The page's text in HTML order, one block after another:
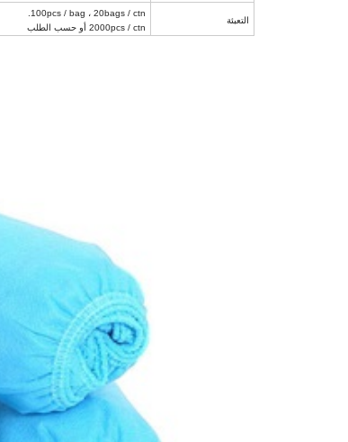
التعبئة
100pcs / bag ، 20bags / ctn.
2000pcs / ctn أو حسب الطلب